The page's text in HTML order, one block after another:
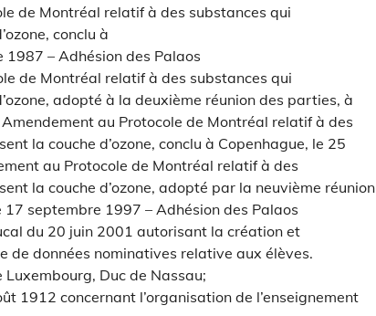
de Montréal relatif à des substances qui
conclu à
– Adhésion des Palaos
de Montréal relatif à des substances qui
adopté à la deuxième réunion des parties, à
au Protocole de Montréal relatif à des
la couche d’ozone, conclu à Copenhague, le 25
au Protocole de Montréal relatif à des
la couche d’ozone, adopté par la neuvième réunion
septembre 1997 – Adhésion des Palaos
du 20 juin 2001 autorisant la création et
de données nominatives relative aux élèves.
Duc de Nassau;
1912 concernant l’organisation de l’enseignement